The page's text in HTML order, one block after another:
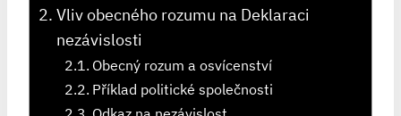
Vliv obecného rozumu na Deklaraci
nezávislosti
Obecný rozum a osvícenství
Příklad politické společnosti